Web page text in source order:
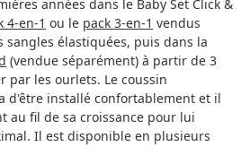
années dans le Baby Set Click &
4-en-1 ou le pack 3-en-1 vendus
sangles élastiquées, puis dans la
(vendue séparément) à partir de 3
par les ourlets. Le coussin
d'être installé confortablement et il
au fil de sa croissance pour lui
Il est disponible en plusieurs